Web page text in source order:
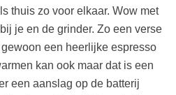
thuis zo voor elkaar. Wow met
je en de grinder. Zo een verse
een heerlijke espresso
kan ook maar dat is een
een aanslag op de batterij